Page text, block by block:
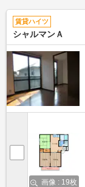
賃貸ハイツ
シャルマンＡ
画像 : 19枚